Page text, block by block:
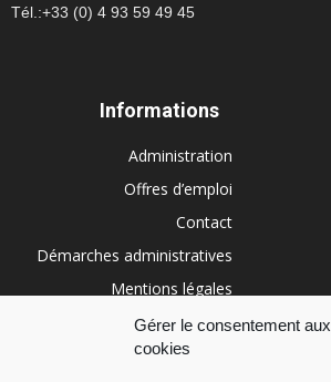
Gérer le consentement aux
cookies
Tél.:+33 (0) 4 93 59 49 45
Informations
Administration
Offres d’emploi
Contact
Démarches administratives
Mentions légales
Conditions générales
Politique de cookies (UE)